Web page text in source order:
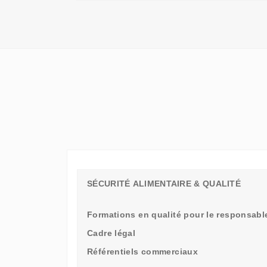
SÉCURITÉ ALIMENTAIRE & QUALITÉ
Formations en qualité pour le
Cadre légal
Référentiels commerciaux